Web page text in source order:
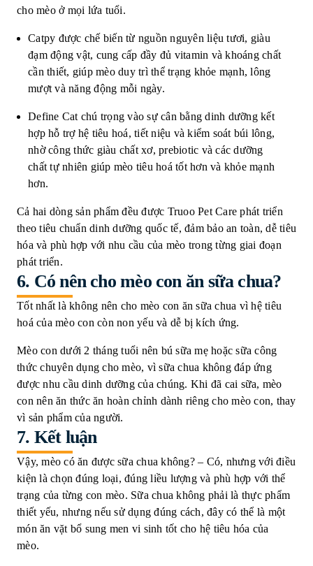
cho mèo ở mọi lứa tuổi.
Catpy được chế biến từ nguồn nguyên liệu tươi, giàu
đạm động vật, cung cấp đầy đủ vitamin và khoáng chất
cần thiết, giúp mèo duy trì thể trạng khỏe mạnh, lông
mượt và năng động mỗi ngày.
Define Cat chú trọng vào sự cân bằng dinh dưỡng kết
hợp hỗ trợ hệ tiêu hoá, tiết niệu và kiểm soát búi lông,
nhờ công thức giàu chất xơ, prebiotic và các dưỡng
chất tự nhiên giúp mèo tiêu hoá tốt hơn và khỏe mạnh
hơn.
Cả hai dòng sản phẩm đều được Truoo Pet Care phát triển
theo tiêu chuẩn dinh dưỡng quốc tế, đảm bảo an toàn, dễ tiêu
hóa và phù hợp với nhu cầu của mèo trong từng giai đoạn
phát triển.
6. Có nên cho mèo con ăn sữa chua?
Tốt nhất là không nên cho mèo con ăn sữa chua vì hệ tiêu
hoá của mèo con còn non yếu và dễ bị kích ứng.
Mèo con dưới 2 tháng tuổi nên bú sữa mẹ hoặc sữa công
thức chuyên dụng cho mèo, vì sữa chua không đáp ứng
được nhu cầu dinh dưỡng của chúng. Khi đã cai sữa, mèo
con nên ăn thức ăn hoàn chỉnh dành riêng cho mèo con, thay
vì sản phẩm của người.
7. Kết luận
Vậy, mèo có ăn được sữa chua không? – Có, nhưng với điều
kiện là chọn đúng loại, đúng liều lượng và phù hợp với thể
trạng của từng con mèo. Sữa chua không phải là thực phẩm
thiết yếu, nhưng nếu sử dụng đúng cách, đây có thể là một
món ăn vặt bổ sung men vi sinh tốt cho hệ tiêu hóa của
mèo.